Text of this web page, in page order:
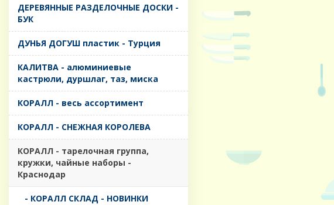
ДЕРЕВЯННЫЕ РАЗДЕЛОЧНЫЕ ДОСКИ -
БУК
ДУНЬЯ ДОГУШ пластик - Турция
КАЛИТВА - алюминиевые
кастрюли, дуршлаг, таз, миска
КОРАЛЛ - весь ассортимент
КОРАЛЛ - СНЕЖНАЯ КОРОЛЕВА
КОРАЛЛ - тарелочная группа,
кружки, чайные наборы -
Краснодар
- КОРАЛЛ СКЛАД - НОВИНКИ